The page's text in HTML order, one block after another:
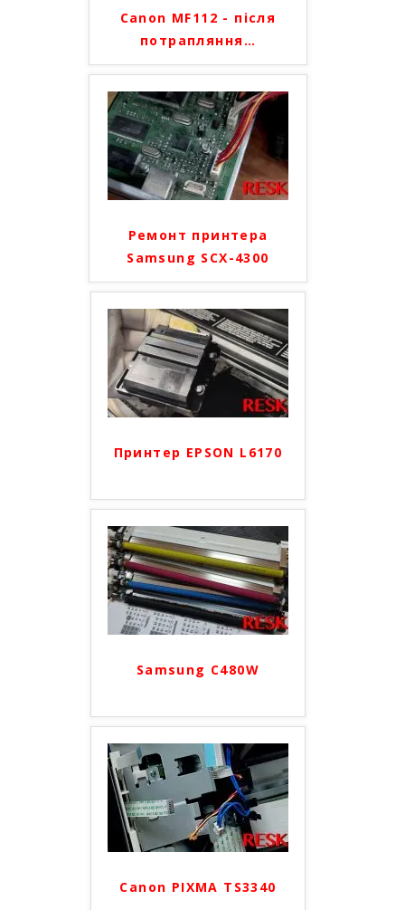
Canon MF112 - після
потрапляння …
Ремонт принтера
Samsung SCX-4300
Принтер EPSON L6170
Samsung C480W
Canon PIXMA TS3340